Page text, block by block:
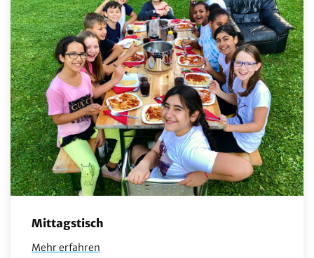
Mittagstisch
Mehr erfahren